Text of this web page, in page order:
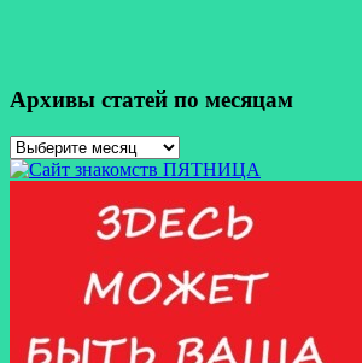
Архивы статей по месяцам
Архивы
статей